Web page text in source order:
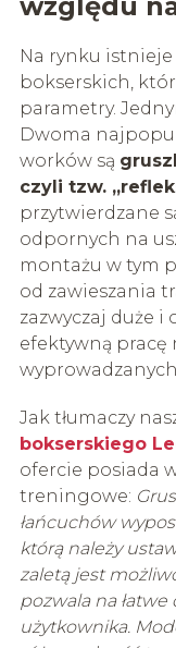
Na rynku
bokserskich,
parametry.
Dwoma
worków są
czyli tzw.
przytwierdzane
odpornych na
montażu w tym
od zawieszania
zazwyczaj duże
efektywną pracę
Jak tłumaczy
bokserskiego
ofercie posiada
treningowe:
łańcuchów
którą należy
zaletą jest
pozwala na
użytkownika.